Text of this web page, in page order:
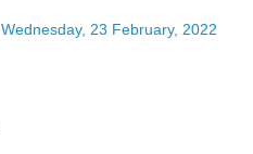
Wednesday, 23 February, 2022